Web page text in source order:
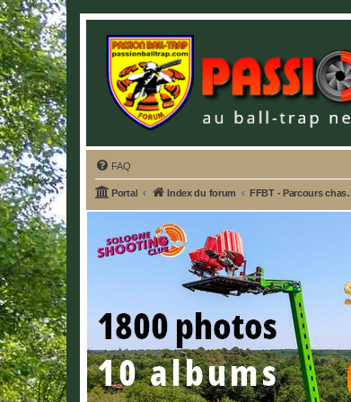
FAQ
Portal Index du forum FFBT - Parcours